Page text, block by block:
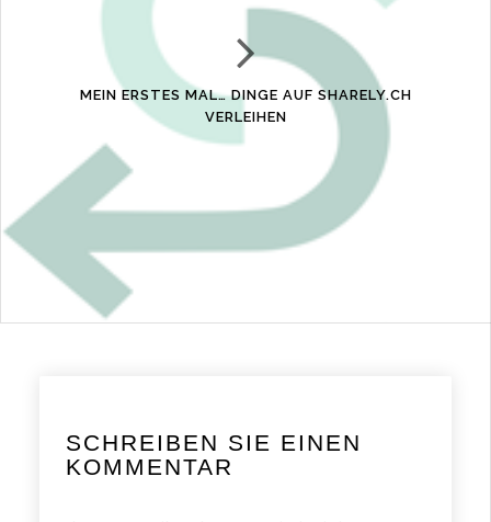
MEIN ERSTES MAL… DINGE AUF SHARELY.CH
VERLEIHEN
SCHREIBEN SIE EINEN
KOMMENTAR